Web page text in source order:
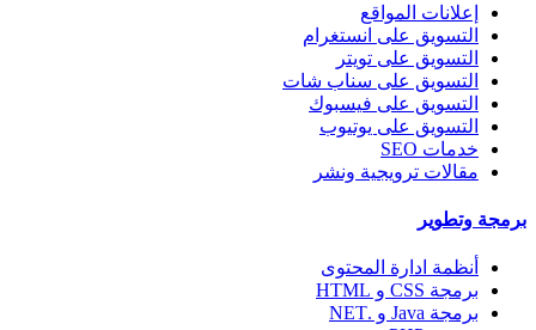
إعلانات المواقع
التسويق على انستغرام
التسويق على تويتر
التسويق على سناب شات
التسويق على فيسبوك
التسويق على يوتيوب
خدمات SEO
مقالات ترويجية ونشر
برمجة وتطوير
أنظمة ادارة المحتوى
برمجة CSS و HTML
برمجة Java و .NET